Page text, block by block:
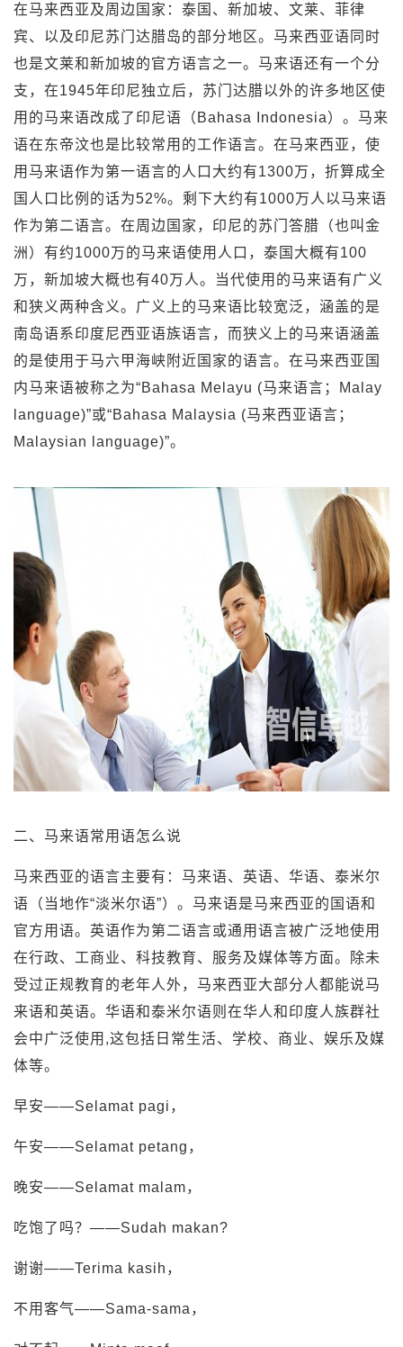
在马来西亚及周边国家：泰国、新加坡、文莱、菲律
宾、以及印尼苏门达腊岛的部分地区。马来西亚语同时
也是文莱和新加坡的官方语言之一。马来语还有一个分
支，在1945年印尼独立后，苏门达腊以外的许多地区使
用的马来语改成了印尼语（Bahasa Indonesia）。马来
语在东帝汶也是比较常用的工作语言。在马来西亚，使
用马来语作为第一语言的人口大约有1300万，折算成全
国人口比例的话为52%。剩下大约有1000万人以马来语
作为第二语言。在周边国家，印尼的苏门答腊（也叫金
洲）有约1000万的马来语使用人口，泰国大概有100
万，新加坡大概也有40万人。当代使用的马来语有广义
和狭义两种含义。广义上的马来语比较宽泛，涵盖的是
南岛语系印度尼西亚语族语言，而狭义上的马来语涵盖
的是使用于马六甲海峡附近国家的语言。在马来西亚国
内马来语被称之为“Bahasa Melayu (马来语言；Malay
language)”或“Bahasa Malaysia (马来西亚语言；
Malaysian language)”。
二、马来语常用语怎么说
马来西亚的语言主要有：马来语、英语、华语、泰米尔
语（当地作“淡米尔语”）。马来语是马来西亚的国语和
官方用语。英语作为第二语言或通用语言被广泛地使用
在行政、工商业、科技教育、服务及媒体等方面。除未
受过正规教育的老年人外，马来西亚大部分人都能说马
来语和英语。华语和泰米尔语则在华人和印度人族群社
会中广泛使用,这包括日常生活、学校、商业、娱乐及媒
体等。
早安——Selamat pagi，
午安——Selamat petang，
晚安——Selamat malam，
吃饱了吗？——Sudah makan?
谢谢——Terima kasih，
不用客气——Sama-sama，